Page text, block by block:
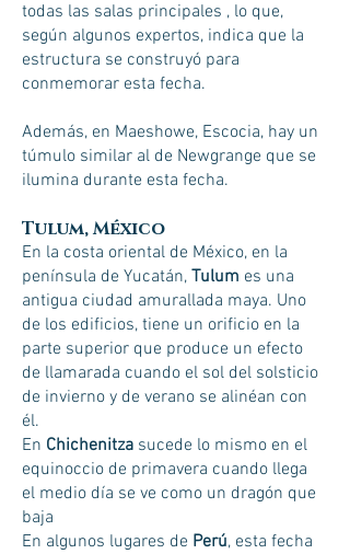
todas las salas principales , lo que,
según algunos expertos, indica que la
estructura se construyó para
conmemorar esta fecha.
Además, en Maeshowe, Escocia, hay un
túmulo similar al de Newgrange que se
ilumina durante esta fecha.
Tulum, México
En la costa oriental de México, en la
península de Yucatán, Tulum es una
antigua ciudad amurallada maya. Uno
de los edificios, tiene un orificio en la
parte superior que produce un efecto
de llamarada cuando el sol del solsticio
de invierno y de verano se alinéan con
él.
En Chichenitza sucede lo mismo en el
equinoccio de primavera cuando llega
el medio día se ve como un dragón que
baja
En algunos lugares de Perú, esta fecha